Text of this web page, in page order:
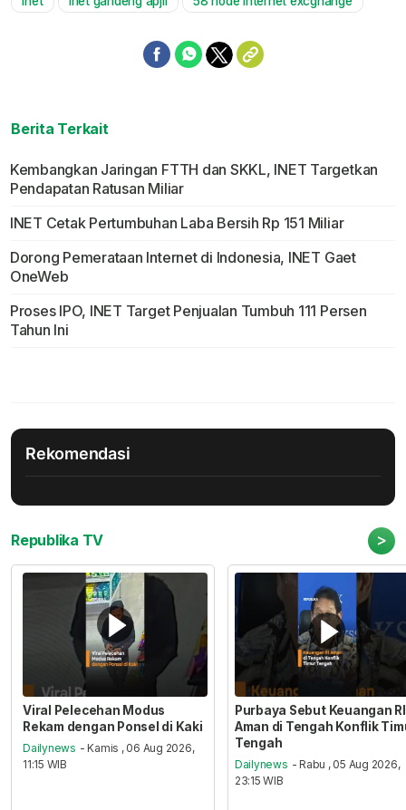
Mute
Berita Terkait
Kembangkan Jaringan FTTH dan SKKL, INET Targetkan
Pendapatan Ratusan Miliar
INET Cetak Pertumbuhan Laba Bersih Rp 151 Miliar
Dorong Pemerataan Internet di Indonesia, INET Gaet
OneWeb
Proses IPO, INET Target Penjualan Tumbuh 111 Persen
Tahun Ini
Rekomendasi
Republika TV >
Viral Pelecehan Modus
Rekam dengan Ponsel di Kaki
Dailynews - Kamis , 06 Aug 2026,
11:15 WIB
Purbaya Sebut Keuangan RI
Aman di Tengah Konflik
Tengah
Dailynews - Rabu , 05 Aug 2026,
23:15 WIB